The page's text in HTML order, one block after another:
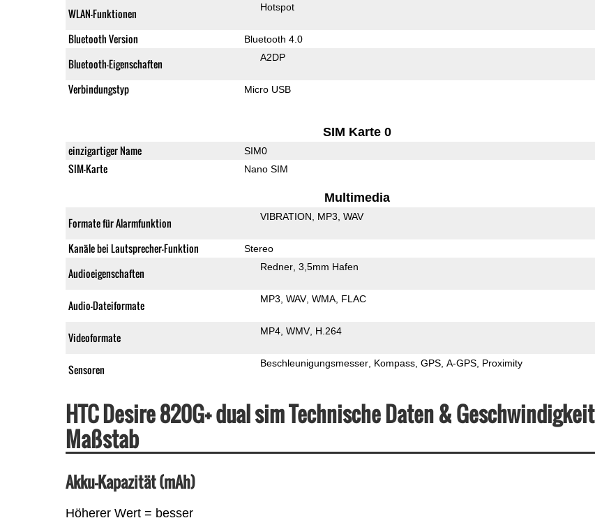
WLAN-Funktionen Hotspot
Bluetooth Version Bluetooth 4.0
Bluetooth-Eigenschaften A2DP
Verbindungstyp Micro USB
SIM Karte 0
einzigartiger Name SIM0
SIM-Karte Nano SIM
Multimedia
Formate für Alarmfunktion VIBRATION MP3 WAV
Kanäle bei Lautsprecher-Funktion Stereo
Audioeigenschaften Redner 3,5mm Hafen
Audio-Dateiformate MP3 WAV WMA FLAC
Videoformate MP4 WMV H.264
Sensoren Beschleunigungsmesser Kompass GPS A-GPS Proximity
HTC Desire 820G+ dual sim Technische Daten & Geschwindigkeit
Maßstab
Akku-Kapazität (mAh)
Höherer Wert = besser